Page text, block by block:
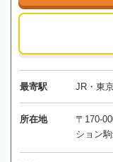
最寄駅 JR・東
所在地
〒170-
ション